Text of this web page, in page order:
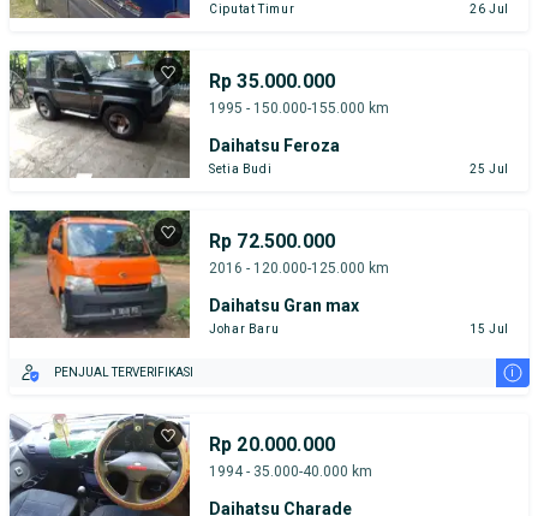
Ciputat Timur 26 Jul
Rp 35.000.000
1995 - 150.000-155.000 km
Daihatsu Feroza
Setia Budi 25 Jul
Rp 72.500.000
2016 - 120.000-125.000 km
Daihatsu Gran max
Johar Baru 15 Jul
PENJUAL TERVERIFIKASI i
Rp 20.000.000
1994 - 35.000-40.000 km
Daihatsu Charade